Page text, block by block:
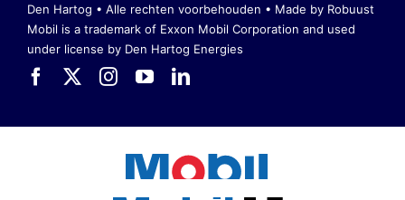
Den Hartog • Alle rechten voorbehouden • Made by Robuust
Mobil is a trademark of Exxon Mobil Corporation and used
under license by Den Hartog Energies